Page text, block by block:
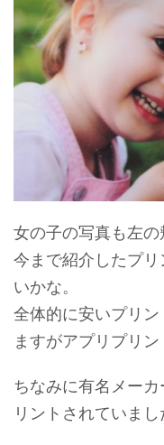
女の子の写真も左の
今まで紹介したプ
いかな。
全体的に安いプリ
ますがアプリプリン
ちなみに有名メー
リントされていまし